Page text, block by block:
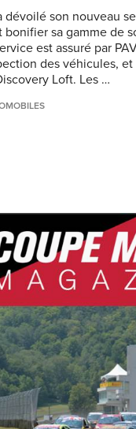
son nouveau
sa gamme de
est assuré par
des véhicules,
Loft. Les …